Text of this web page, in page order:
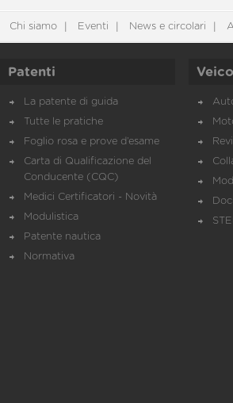
Chi siamo Eventi News e circolari
Patenti
La patente di guida
Tutte le pratiche
Foglio rosa e prove d’esame
Carta di Qualificazione del
Conducente (CQC)
Medici Certificatori - Novità
Modulistica
Patente nautica
Normativa